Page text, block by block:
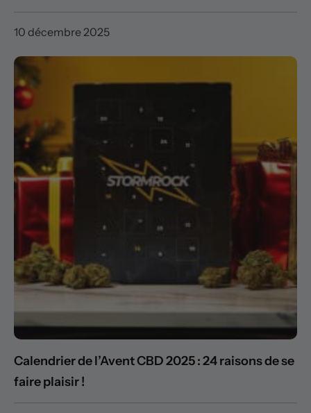
10 décembre 2025
Calendrier de l’Avent CBD 2025 : 24 raisons de se
faire plaisir !